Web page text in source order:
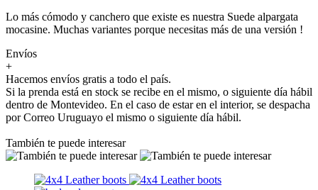
Lo más cómodo y canchero que existe es nuestra Suede alpargata
mocasine. Muchas variantes porque necesitas más de una versión !
Envíos
+
Hacemos envíos gratis a todo el país.
Si la prenda está en stock se recibe en el mismo, o siguiente día hábil
dentro de Montevideo. En el caso de estar en el interior, se despacha
por Correo Uruguayo el mismo o siguiente día hábil.
También te puede interesar